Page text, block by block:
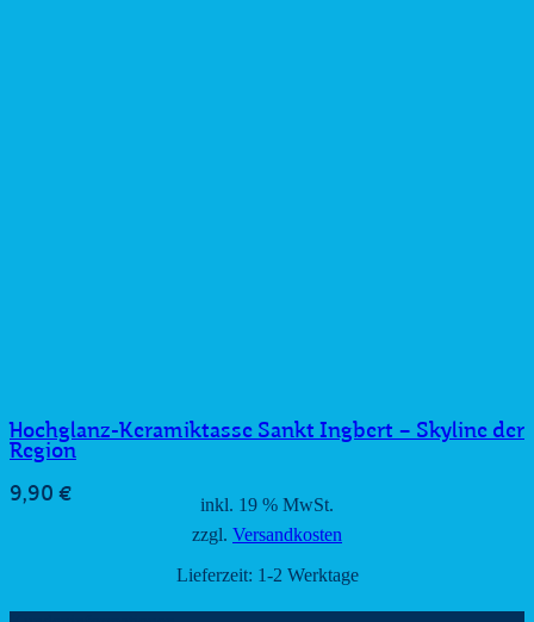
Hochglanz-Keramiktasse Sankt Ingbert – Skyline der
Region
9,90 €
inkl. 19 % MwSt.
zzgl. Versandkosten
Lieferzeit: 1-2 Werktage